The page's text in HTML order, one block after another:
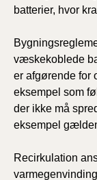
batterier, hvor
væskekoblede
er afgørende for
eksempel som
der ikke må
eksempel
Recirkulation